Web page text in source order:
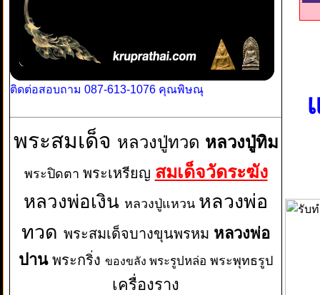
ติดต่อสอบถาม 087-613-1076 คุณพิษณุ
พระสมเด็จ หลวงปู่ทวด หลวงปู่ทิม
พระปิดตา พระเหรียญ สมเด็จวัดระฆัง
หลวงพ่อเงิน หลวงปู่แหวน หลวงพ่อ
ทวด พระสมเด็จบางขุนพรหม หลวงพ่อ
ปาน พระกริ่ง ของขลัง พระรูปหล่อ พระพุทธรูป
เครื่องราง